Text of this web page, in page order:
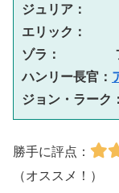
ジュリ
エリック：　　
ゾラ：　　　
ハンリー長官：
ジョン・ラー
勝手に評点：
（オススメ！）